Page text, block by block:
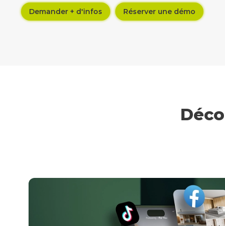
Demander + d'infos Réserver une démo